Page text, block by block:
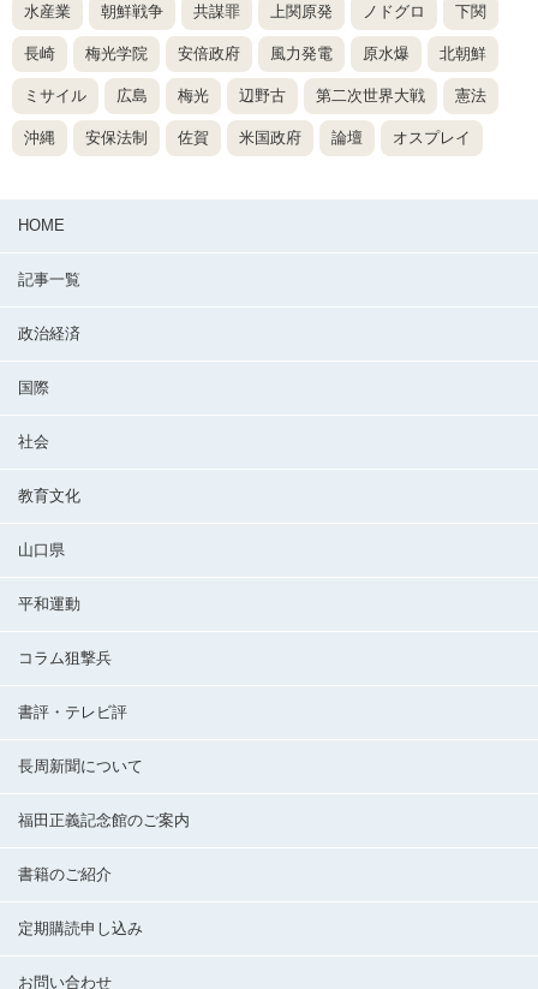
水産業 朝鮮戦争 共謀罪 上関原発 ノドグロ 下関
長崎 梅光学院 安倍政府 風力発電 原水爆 北朝鮮
ミサイル 広島 梅光 辺野古 第二次世界大戦 憲法
沖縄 安保法制 佐賀 米国政府 論壇 オスプレイ
HOME
記事一覧
政治経済
国際
社会
教育文化
山口県
平和運動
コラム狙撃兵
書評・テレビ評
長周新聞について
福田正義記念館のご案内
書籍のご紹介
定期購読申し込み
お問い合わせ